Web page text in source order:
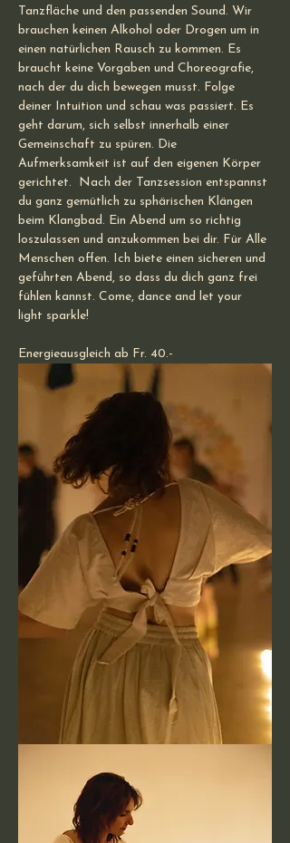
Tanzfläche und den passenden Sound. Wir
brauchen keinen Alkohol oder Drogen um in
einen natürlichen Rausch zu kommen. Es
braucht keine Vorgaben und Choreografie,
nach der du dich bewegen musst. Folge
deiner Intuition und schau was passiert. Es
geht darum, sich selbst innerhalb einer
Gemeinschaft zu spüren. Die
Aufmerksamkeit ist auf den eigenen Körper
gerichtet.  Nach der Tanzsession entspannst
du ganz gemütlich zu sphärischen Klängen
beim Klangbad. Ein Abend um so richtig
loszulassen und anzukommen bei dir. Für Alle
Menschen offen. Ich biete einen sicheren und
geführten Abend, so dass du dich ganz frei
fühlen kannst. Come, dance and let your
light sparkle!
Energieausgleich ab Fr. 40.-